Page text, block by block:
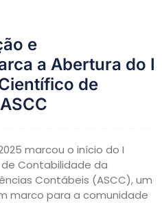
e
a Abertura do I
de
marcou o início do I
Contabilidade da
Contábeis (ASCC), um
marco para a comunidade